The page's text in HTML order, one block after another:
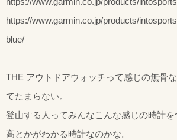
https://www.garmin.co.jp/products/
blue/
THE アウトドアウォッチって感じの無骨
てたまらない。
登山する人ってみんなこんな感じの時計
高とかがわかる時計なのかな。